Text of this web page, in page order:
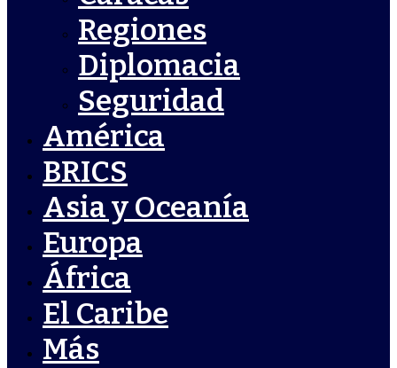
Regiones
Diplomacia
Seguridad
América
BRICS
Asia y Oceanía
Europa
África
El Caribe
Más